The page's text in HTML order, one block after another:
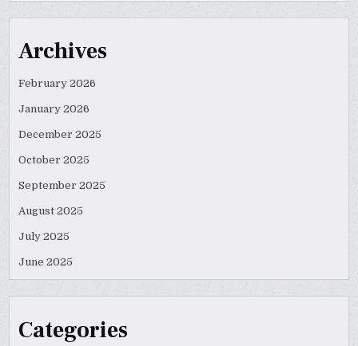
Archives
February 2026
January 2026
December 2025
October 2025
September 2025
August 2025
July 2025
June 2025
Categories